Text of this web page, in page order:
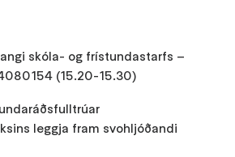
skóla- og frístundastarfs –
(15.20-15.30)
leggja fram svohljóðandi